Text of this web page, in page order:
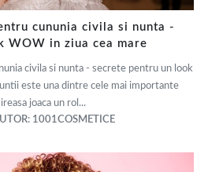
cununia civila si nunta -
WOW in ziua cea mare
civila si nunta - secrete pentru un look
este una dintre cele mai importante
joaca un rol...
1001COSMETICE